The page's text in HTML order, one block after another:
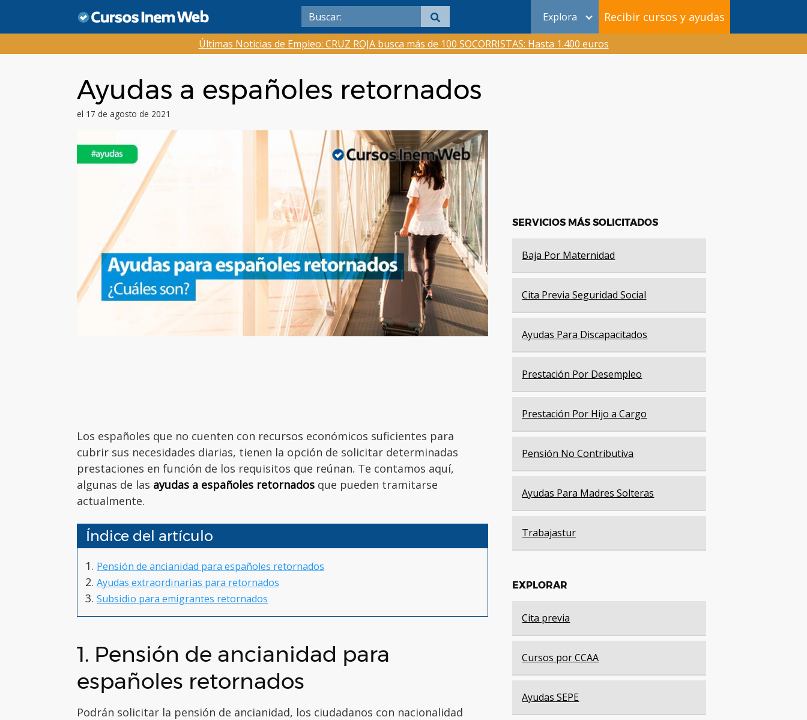
contenido
Explora Recibir cursos y ayudas
Últimas Noticias de Empleo: CRUZ ROJA busca más de 100 SOCORRISTAS: Hasta 1.400 euros
Ayudas a españoles retornados
el 17 de agosto de 2021
Los españoles que no cuenten con recursos económicos suficientes para
cubrir sus necesidades diarias, tienen la opción de solicitar determinadas
prestaciones en función de los requisitos que reúnan. Te contamos aquí,
algunas de las ayudas a españoles retornados que pueden tramitarse
actualmente.
Índice del artículo
Pensión de ancianidad para españoles retornados
Ayudas extraordinarias para retornados
Subsidio para emigrantes retornados
1. Pensión de ancianidad para
españoles retornados
Podrán solicitar la pensión de ancianidad, los ciudadanos con nacionalidad
SERVICIOS MÁS SOLICITADOS
Baja Por Maternidad
Cita Previa Seguridad Social
Ayudas Para Discapacitados
Prestación Por Desempleo
Prestación Por Hijo a Cargo
Pensión No Contributiva
Ayudas Para Madres Solteras
Trabajastur
EXPLORAR
Cita previa
Cursos por CCAA
Ayudas SEPE